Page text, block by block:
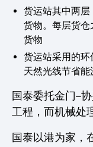
货运站其中两
货物。每层货
货物
货运站采用的
天然光线节省
国泰委托金门–
工程，而机械处
国泰以港为家，